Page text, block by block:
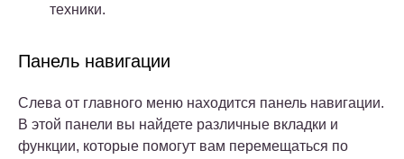
техники.
Панель навигации
Слева от главного меню находится панель навигации.
В этой панели вы найдете различные вкладки и
функции, которые помогут вам перемещаться по